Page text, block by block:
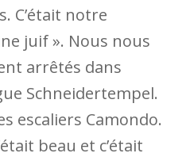
C’était notre
juif ». Nous nous
arrêtés dans
Schneidertempel.
escaliers Camondo.
beau et c’était